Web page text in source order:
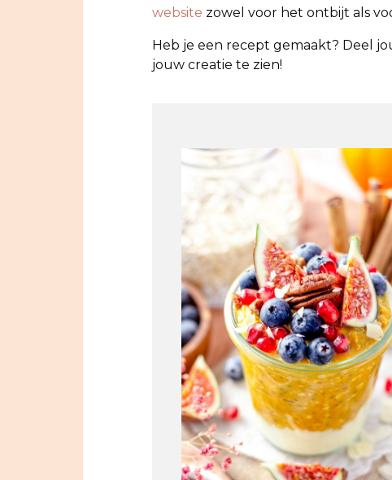
website zowel voor het ontbijt als
Heb je een recept gemaakt? Deel
jouw creatie te zien!